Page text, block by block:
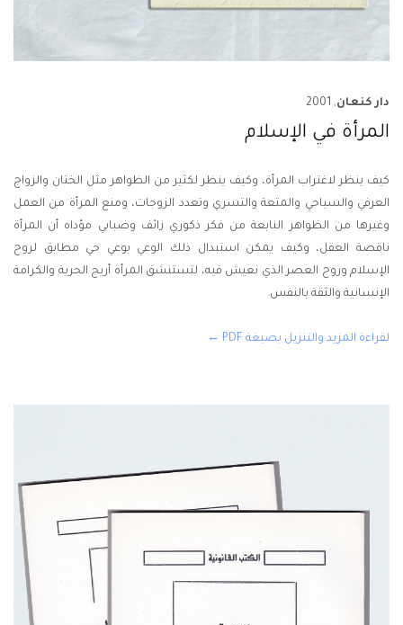
دار كنعان, 2001
المرأة في الإسلام
كيف ينظر لاغتراب المرأة، وكيف ينظر لكثير من الظواهر مثل الختان والزواج
العرفي والسياحي والمتعة والتسري وتعدد الزوجات، ومنع المرأة من العمل
وغيرها من الظواهر النابعة من فكر ذكوري زائف وضبابي مؤداه أن المرأة
ناقصة العقل، وكيف يمكن استبدال ذلك الوعي بوعي حي مطابق لروح
الإسلام وروح العصر الذي نعيش فيه، لتستنشق المرأة أريج الحرية والكرامة
الإنسانية والثقة بالنفس.
لقراءة المزيد والتنزيل بصيغة PDF ←